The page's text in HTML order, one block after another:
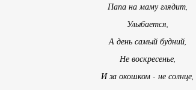
Папа на маму глядит,
Улыбается,
А день самый будний,
Не воскресенье,
И за окошком - не солнце,